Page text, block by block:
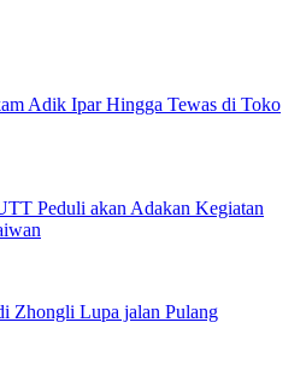
Adik Ipar Hingga Tewas di Toko
Peduli akan Adakan Kegiatan
Zhongli Lupa jalan Pulang